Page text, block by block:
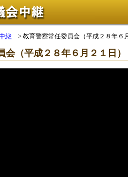
継 > 教育警察常任委員会（平成２８年６
会（平成２８年６月２１日）